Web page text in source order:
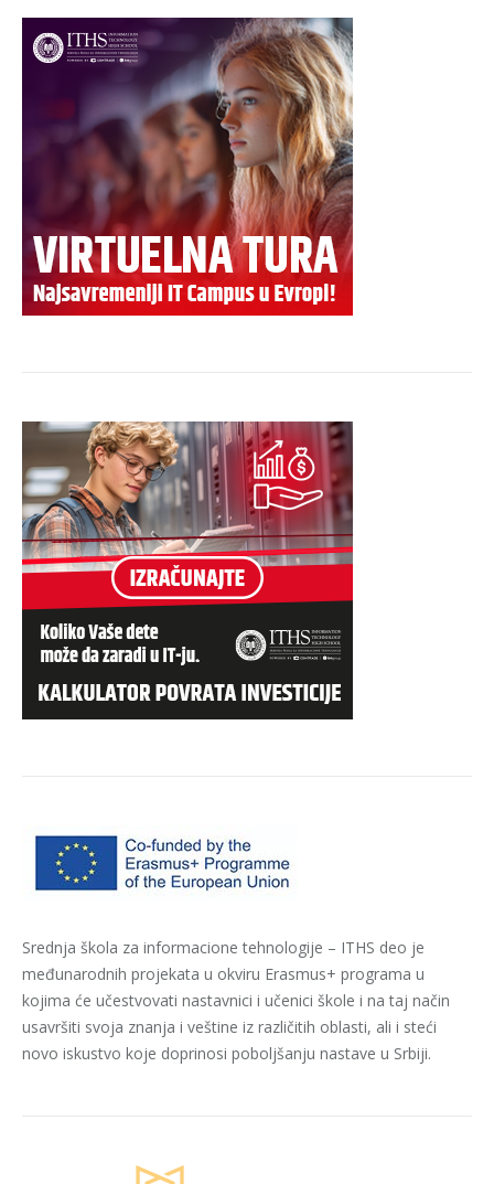
Srednja škola za informacione tehnologije – ITHS deo je
međunarodnih projekata u okviru Erasmus+ programa u
kojima će učestvovati nastavnici i učenici škole i na taj način
usavršiti svoja znanja i veštine iz različitih oblasti, ali i steći
novo iskustvo koje doprinosi poboljšanju nastave u Srbiji.